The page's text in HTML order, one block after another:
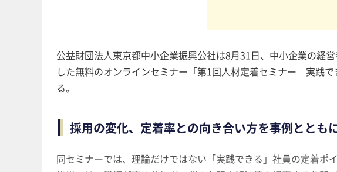
公益財団法人東京都中小企業振興公社は8月31日、中小企業の経
した無料のオンラインセミナー「第1回人材定着セミナー 実践
る。
採用の変化、定着率との向き合い方を事例とと
同セミナーでは、理論だけではない「実践できる」社員の定着ポ